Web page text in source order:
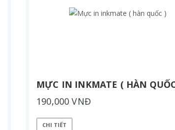
MỰC IN INKMATE ( HÀN
190,000 VNĐ
CHI TIẾT